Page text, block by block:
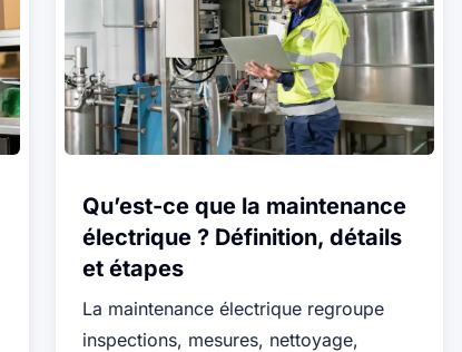
Qu’est-ce que la maintenance
électrique ? Définition, détails
et étapes
La maintenance électrique regroupe
inspections, mesures, nettoyage,